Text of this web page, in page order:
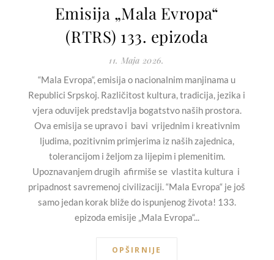
Emisija „Mala Evropa“
(RTRS) 133. epizoda
11. Maja 2026.
“Mala Evropa“, emisija o nacionalnim manjinama u
Republici Srpskoj. Različitost kultura, tradicija, jezika i
vjera oduvijek predstavlja bogatstvo naših prostora.
Ova emisija se upravo i bavi vrijednim i kreativnim
ljudima, pozitivnim primjerima iz naših zajednica,
tolerancijom i željom za lijepim i plemenitim.
Upoznavanjem drugih afirmiše se vlastita kultura i
pripadnost savremenoj civilizaciji. “Mala Evropa“ je još
samo jedan korak bliže do ispunjenog života! 133.
epizoda emisije „Mala Evropa“...
OPŠIRNIJE